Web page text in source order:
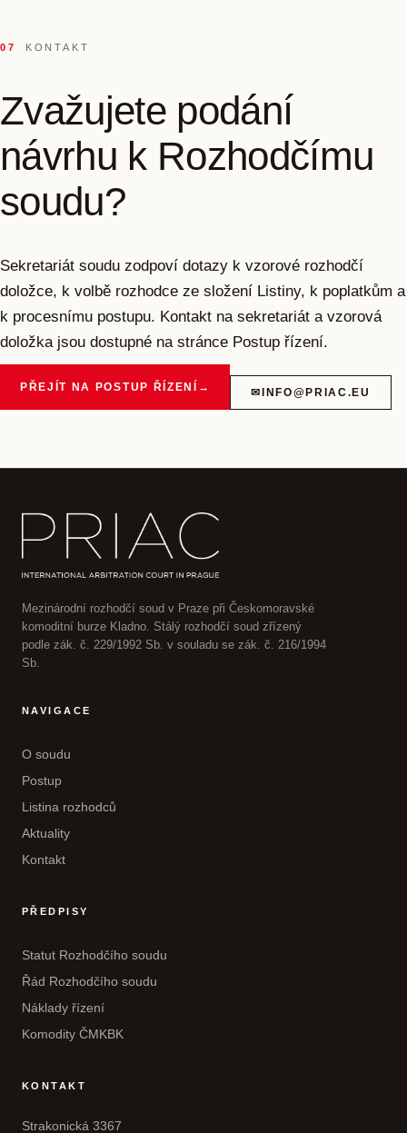
07 KONTAKT
Zvažujete podání
návrhu k Rozhodčímu
soudu?
Sekretariát soudu zodpoví dotazy k vzorové rozhodčí
doložce, k volbě rozhodce ze složení Listiny, k poplatkům a
k procesnímu postupu. Kontakt na sekretariát a vzorová
doložka jsou dostupné na stránce Postup řízení.
PŘEJÍT NA POSTUP ŘÍZENÍ → ✉ INFO@PRIAC.EU
Mezinárodní rozhodčí soud v Praze při Českomoravské
komoditní burze Kladno. Stálý rozhodčí soud zřízený
podle zák. č. 229/1992 Sb. v souladu se zák. č. 216/1994
Sb.
NAVIGACE
O soudu
Postup
Listina rozhodců
Aktuality
Kontakt
PŘEDPISY
Statut Rozhodčího soudu
Řád Rozhodčího soudu
Náklady řízení
Komodity ČMKBK
KONTAKT
Strakonická 3367